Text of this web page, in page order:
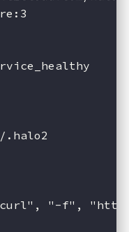
.halo2
"-f",